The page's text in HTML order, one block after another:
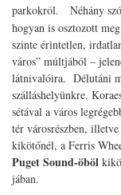
parkokról. Néhány
hogyan is osztozott
szinte érintetlen,
város” múltjából –
látnivalóira. Délutáni
szálláshelyünkre.
sétával a város
tér városrészben,
kikötőnél, a Ferris
Puget Sound-öböl
jában.